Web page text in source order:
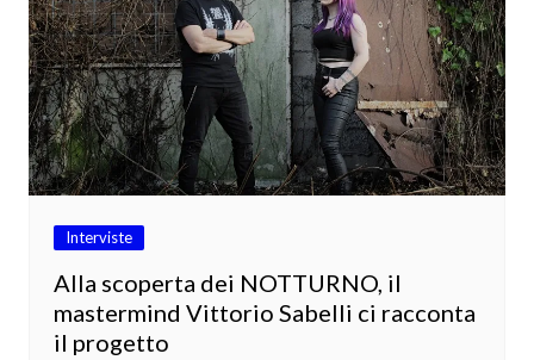
Interviste
Alla scoperta dei NOTTURNO, il
mastermind Vittorio Sabelli ci racconta
il progetto